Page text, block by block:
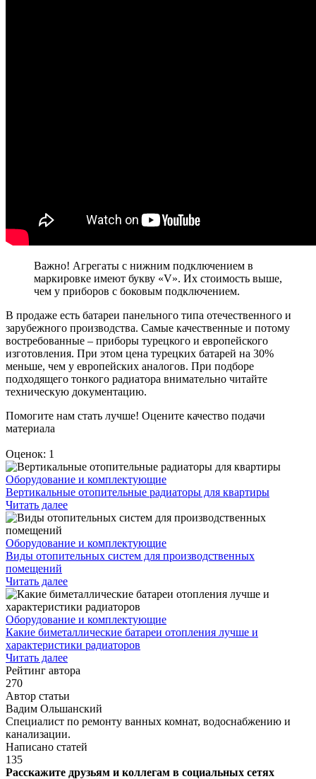
Важно! Агрегаты с нижним подключением в
маркировке имеют букву «V». Их стоимость выше,
чем у приборов с боковым подключением.
В продаже есть батареи панельного типа отечественного и
зарубежного производства. Самые качественные и потому
востребованные – приборы турецкого и европейского
изготовления. При этом цена турецких батарей на 30%
меньше, чем у европейских аналогов. При подборе
подходящего тонкого радиатора внимательно читайте
техническую документацию.
Помогите нам стать лучше! Оцените качество подачи
материала
Оценок: 1
Оборудование и комплектующие
Вертикальные отопительные радиаторы для квартиры
Читать далее
Оборудование и комплектующие
Виды отопительных систем для производственных
помещений
Читать далее
Оборудование и комплектующие
Какие биметаллические батареи отопления лучше и
характеристики радиаторов
Читать далее
Рейтинг автора
270
Автор статьи
Вадим Ольшанский
Специалист по ремонту ванных комнат, водоснабжению и
канализации.
Написано статей
135
Расскажите друзьям и коллегам в социальных сетях